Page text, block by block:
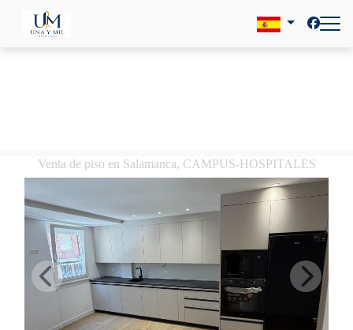
Venta de piso en Salamanca, CAMPUS-HOSPITALES